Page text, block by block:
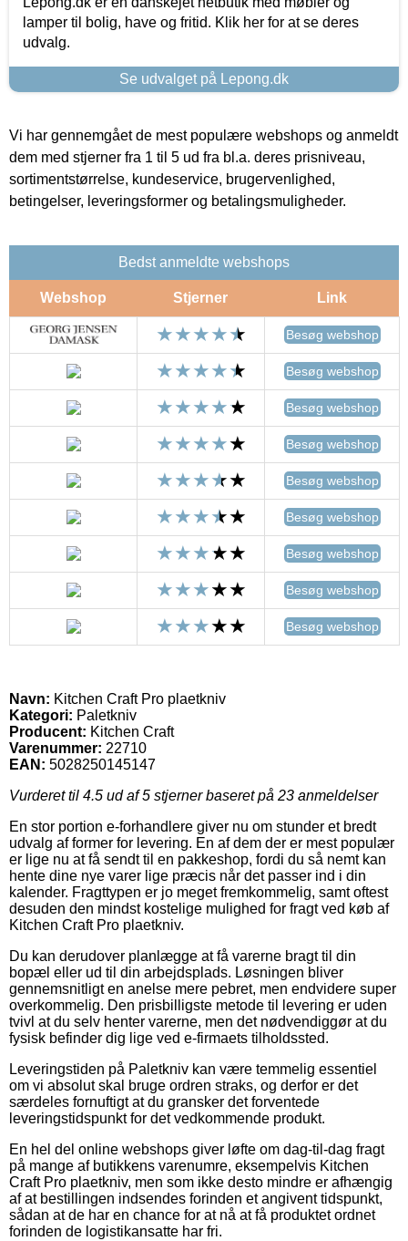
lamper til bolig, have og fritid. Klik her for at se deres
udvalg.
Se udvalget på Lepong.dk
Vi har gennemgået de mest populære webshops og anmeldt
dem med stjerner fra 1 til 5 ud fra bl.a. deres prisniveau,
sortimentstørrelse, kundeservice, brugervenlighed,
betingelser, leveringsformer og betalingsmuligheder.
Bedst anmeldte webshops
Webshop Stjerner Link
Besøg webshop
Besøg webshop
Besøg webshop
Besøg webshop
Besøg webshop
Besøg webshop
Besøg webshop
Besøg webshop
Besøg webshop
Navn: Kitchen Craft Pro plaetkniv
Kategori: Paletkniv
Producent: Kitchen Craft
Varenummer: 22710
EAN: 5028250145147
Vurderet til 4.5 ud af 5 stjerner baseret på 23 anmeldelser
En stor portion e-forhandlere giver nu om stunder et bredt
udvalg af former for levering. En af dem der er mest populær
er lige nu at få sendt til en pakkeshop, fordi du så nemt kan
hente dine nye varer lige præcis når det passer ind i din
kalender. Fragttypen er jo meget fremkommelig, samt oftest
desuden den mindst kostelige mulighed for fragt ved køb af
Kitchen Craft Pro plaetkniv.
Du kan derudover planlægge at få varerne bragt til din
bopæl eller ud til din arbejdsplads. Løsningen bliver
gennemsnitligt en anelse mere pebret, men endvidere super
overkommelig. Den prisbilligste metode til levering er uden
tvivl at du selv henter varerne, men det nødvendiggør at du
fysisk befinder dig lige ved e-firmaets tilholdssted.
Leveringstiden på Paletkniv kan være temmelig essentiel
om vi absolut skal bruge ordren straks, og derfor er det
særdeles fornuftigt at du gransker det forventede
leveringstidspunkt for det vedkommende produkt.
En hel del online webshops giver løfte om dag-til-dag fragt
på mange af butikkens varenumre, eksempelvis Kitchen
Craft Pro plaetkniv, men som ikke desto mindre er afhængig
af at bestillingen indsendes forinden et angivent tidspunkt,
sådan at de har en chance for at nå at få produktet ordnet
forinden de logistikansatte har fri.